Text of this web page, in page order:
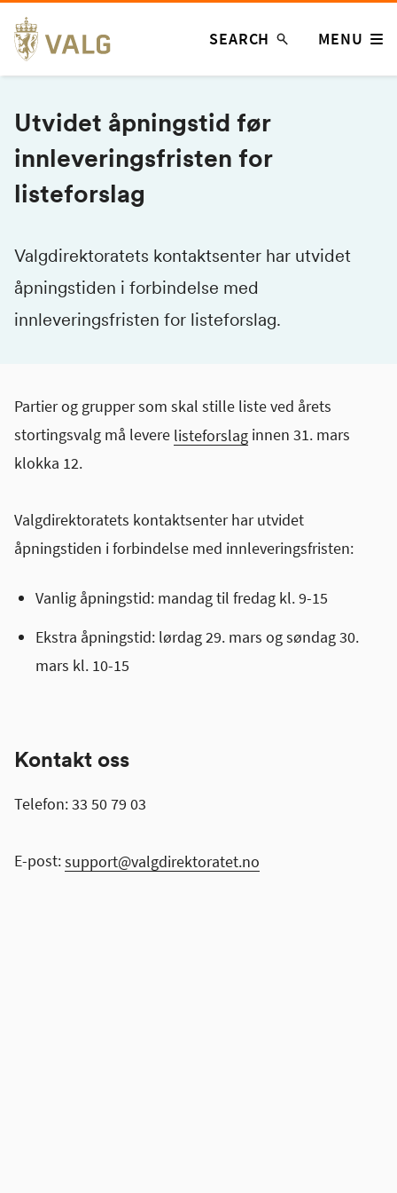
Skip
to
content
SEARCH MENU
Utvidet åpningstid før
innleveringsfristen for
listeforslag
Valgdirektoratets kontaktsenter har utvidet
åpningstiden i forbindelse med
innleveringsfristen for listeforslag.
Partier og grupper som skal stille liste ved årets
stortingsvalg må levere listeforslag innen 31. mars
klokka 12.
Valgdirektoratets kontaktsenter har utvidet
åpningstiden i forbindelse med innleveringsfristen:
Vanlig åpningstid: mandag til fredag kl. 9-15
Ekstra åpningstid: lørdag 29. mars og søndag 30.
mars kl. 10-15
Kontakt oss
Telefon: 33 50 79 03
E-post:support@valgdirektoratet.no